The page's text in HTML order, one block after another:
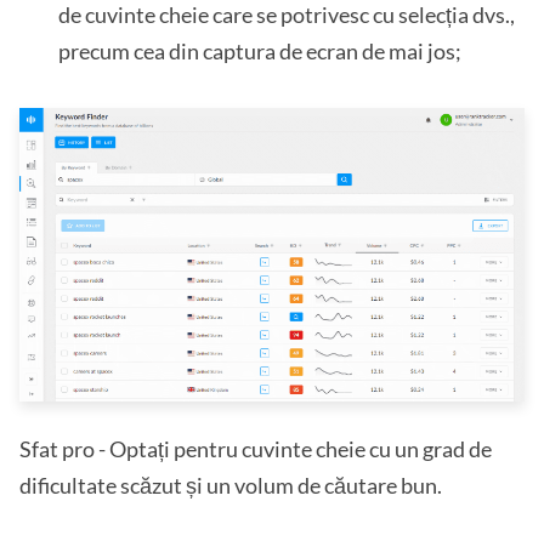
de cuvinte cheie care se potrivesc cu selecția dvs.,
precum cea din captura de ecran de mai jos;
Sfat pro - Optați pentru cuvinte cheie cu un grad de
dificultate scăzut și un volum de căutare bun.